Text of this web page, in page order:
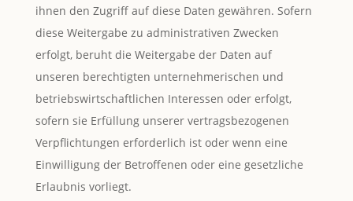
ihnen den Zugriff auf diese Daten gewähren. Sofern
diese Weitergabe zu administrativen Zwecken
erfolgt, beruht die Weitergabe der Daten auf
unseren berechtigten unternehmerischen und
betriebswirtschaftlichen Interessen oder erfolgt,
sofern sie Erfüllung unserer vertragsbezogenen
Verpflichtungen erforderlich ist oder wenn eine
Einwilligung der Betroffenen oder eine gesetzliche
Erlaubnis vorliegt.